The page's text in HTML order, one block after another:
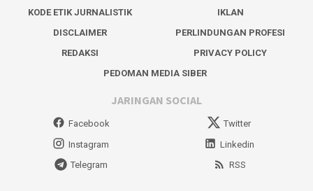
KODE ETIK JURNALISTIK
IKLAN
DISCLAIMER
PERLINDUNGAN PROFESI
REDAKSI
PRIVACY POLICY
PEDOMAN MEDIA SIBER
JARINGAN SOCIAL
Facebook
Twitter
Instagram
Linkedin
Telegram
RSS